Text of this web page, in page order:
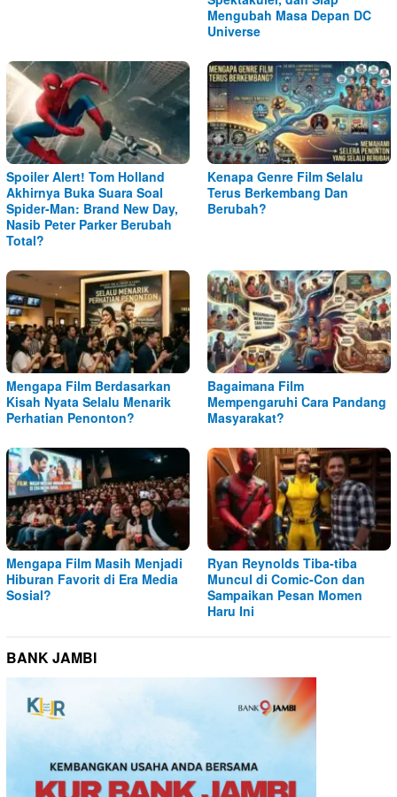
Mengubah Masa Depan DC
Universe
Spoiler Alert! Tom Holland
Akhirnya Buka Suara Soal
Spider-Man: Brand New Day,
Nasib Peter Parker Berubah
Total?
Kenapa Genre Film Selalu
Terus Berkembang Dan
Berubah?
Mengapa Film Berdasarkan
Kisah Nyata Selalu Menarik
Perhatian Penonton?
Bagaimana Film
Mempengaruhi Cara Pandang
Masyarakat?
Mengapa Film Masih Menjadi
Hiburan Favorit di Era Media
Sosial?
Ryan Reynolds Tiba-tiba
Muncul di Comic-Con dan
Sampaikan Pesan Momen
Haru Ini
BANK JAMBI